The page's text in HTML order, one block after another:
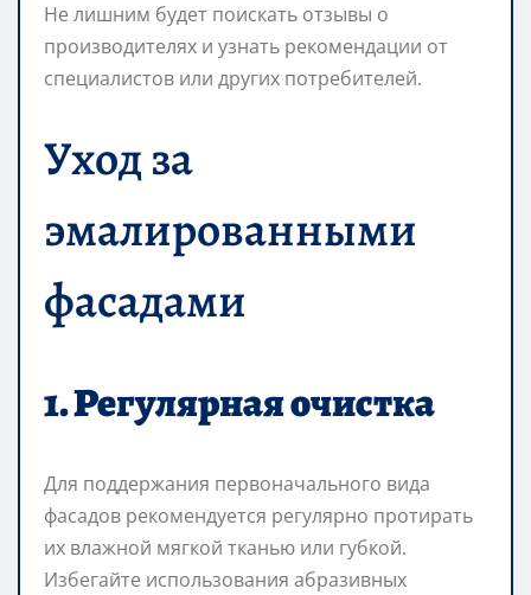
Не лишним будет поискать отзывы о
производителях и узнать рекомендации от
специалистов или других потребителей.
Уход за
эмалированными
фасадами
1. Регулярная очистка
Для поддержания первоначального вида
фасадов рекомендуется регулярно протирать
их влажной мягкой тканью или губкой.
Избегайте использования абразивных